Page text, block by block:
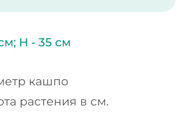
H -35 см
кашпо
растения в см.